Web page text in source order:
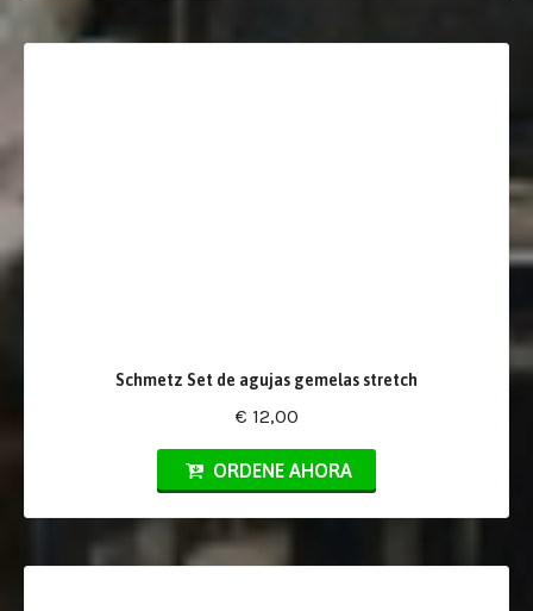
Schmetz Set de agujas gemelas stretch
€ 12,00
ORDENE AHORA